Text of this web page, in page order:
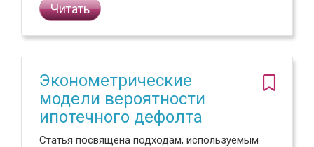
Читать
Эконометрические
модели вероятности
ипотечного дефолта
Статья посвящена подходам, используемым